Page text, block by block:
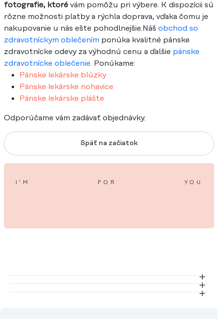
fotografie, ktoré vám pomôžu pri výbere. K dispozícii sú
rôzne možnosti platby a rýchla doprava, vďaka čomu je
nakupovanie u nás ešte pohodlnejšie.Náš obchod so
zdravotníckym oblečením ponúka kvalitné pánske
zdravotnícke odevy za výhodnú cenu a ďalšie pánske
zdravotnícke oblečenie. Ponúkame:
Pánske lekárske blúzky
Pánske lekárske nohavice
Pánske lekárske plášte
Odporúčame vám zadávať objednávky.
Späť na začiatok
I’M FOR YOU